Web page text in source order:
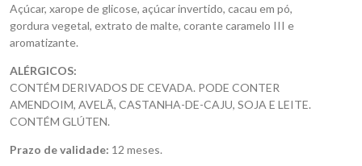
Açúcar, xarope de glicose, açúcar invertido, cacau em pó,
gordura vegetal, extrato de malte, corante caramelo III e
aromatizante.
ALÉRGICOS:
CONTÉM DERIVADOS DE CEVADA. PODE CONTER
AMENDOIM, AVELÃ, CASTANHA-DE-CAJU, SOJA E LEITE.
CONTÉM GLÚTEN.
Prazo de validade: 12 meses.